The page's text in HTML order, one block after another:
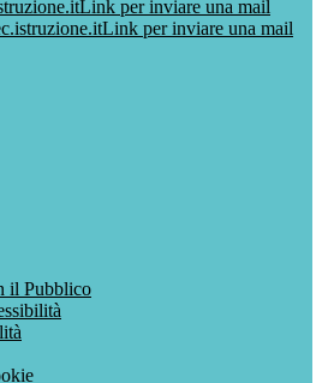
Link per inviare una mail
Link per inviare una mail
il Pubblico